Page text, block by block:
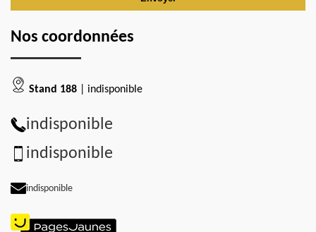
Nos coordonnées
Stand 188 | indisponible
indisponible
indisponible
indisponible